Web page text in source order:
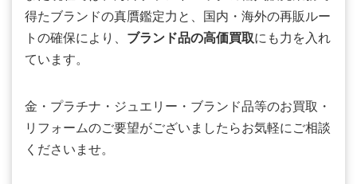
得たブランドの真贋鑑定力と、国内・海外の再販ルー
トの確保により、 ブランド品の高価買取にも力を入れ
ています。
金・プラチナ・ジュエリー・ブランド品等のお買取・
リフォームのご要望がございましたらお気軽にご相談
くださいませ。